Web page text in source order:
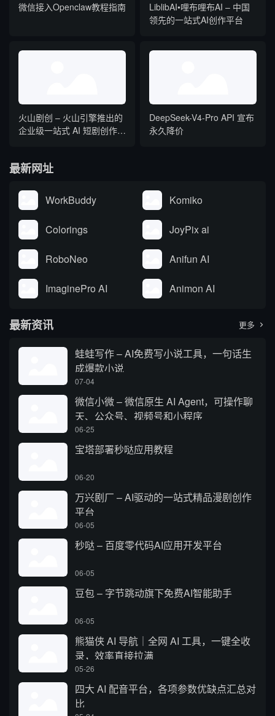
微信接入Openclaw教程指南
LiblibAI•哩布哩布AI – 中国
领先的一站式AI创作平台
火山剧创 – 火山引擎推出的
企业级一站式 AI 短剧创作平
DeepSeek-V4-Pro API 宣布
永久降价
最新网址
WorkBuddy Komiko
Colorings JoyPix ai
RoboNeo Anifun AI
ImaginePro AI Animon AI
最新资讯 更多 
蛙蛙写作 – AI免费写小说工具，一句话生
成爆款小说
07-04
微信小微 – 微信原生 AI Agent，可操作聊
天、公众号、视频号和小程序
06-25
宝塔部署秒哒应用教程
06-20
万兴剧厂 – AI驱动的一站式精品漫剧创作
平台
06-05
秒哒 – 百度零代码AI应用开发平台
06-05
豆包 – 字节跳动旗下免费AI智能助手
06-05
熊猫侠 AI 导航｜全网 AI 工具，一键全收
录，效率直接拉满
05-26
四大 AI 配音平台，各项参数优缺点汇总对
比